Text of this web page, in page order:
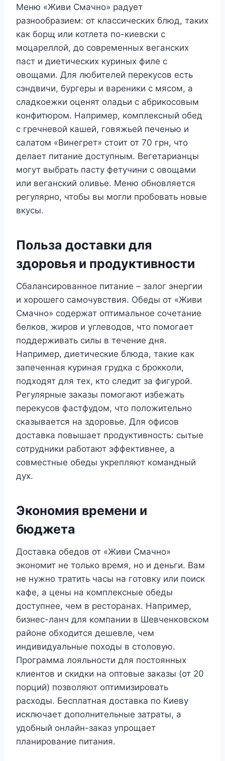
Меню «Живи Смачно» радует
разнообразием: от классических блюд, таких
как борщ или котлета по-киевски с
моцареллой, до современных веганских
паст и диетических куриных филе с
овощами. Для любителей перекусов есть
сэндвичи, бургеры и вареники с мясом, а
сладкоежки оценят оладьи с абрикосовым
конфитюром. Например, комплексный обед
с гречневой кашей, говяжьей печенью и
салатом «Винегрет» стоит от 70 грн, что
делает питание доступным. Вегетарианцы
могут выбрать пасту фетучини с овощами
или веганский оливье. Меню обновляется
регулярно, чтобы вы могли пробовать новые
вкусы.
Польза доставки для
здоровья и продуктивности
Сбалансированное питание – залог энергии
и хорошего самочувствия. Обеды от «Живи
Смачно» содержат оптимальное сочетание
белков, жиров и углеводов, что помогает
поддерживать силы в течение дня.
Например, диетические блюда, такие как
запеченная куриная грудка с брокколи,
подходят для тех, кто следит за фигурой.
Регулярные заказы помогают избежать
перекусов фастфудом, что положительно
сказывается на здоровье. Для офисов
доставка повышает продуктивность: сытые
сотрудники работают эффективнее, а
совместные обеды укрепляют командный
дух.
Экономия времени и
бюджета
Доставка обедов от «Живи Смачно»
экономит не только время, но и деньги. Вам
не нужно тратить часы на готовку или поиск
кафе, а цены на комплексные обеды
доступнее, чем в ресторанах. Например,
бизнес-ланч для компании в Шевченковском
районе обходится дешевле, чем
индивидуальные походы в столовую.
Программа лояльности для постоянных
клиентов и скидки на оптовые заказы (от 20
порций) позволяют оптимизировать
расходы. Бесплатная доставка по Киеву
исключает дополнительные затраты, а
удобный онлайн-заказ упрощает
планирование питания.